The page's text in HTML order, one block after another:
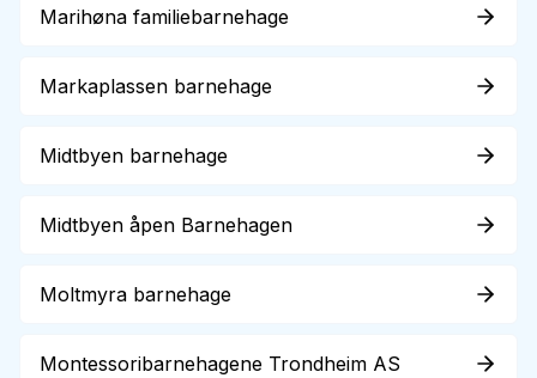
Marihøna familiebarnehage
Markaplassen barnehage
Midtbyen barnehage
Midtbyen åpen Barnehagen
Moltmyra barnehage
Montessoribarnehagene Trondheim AS